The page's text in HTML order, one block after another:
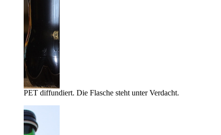
PET diffundiert. Die Flasche steht unter Verdacht.